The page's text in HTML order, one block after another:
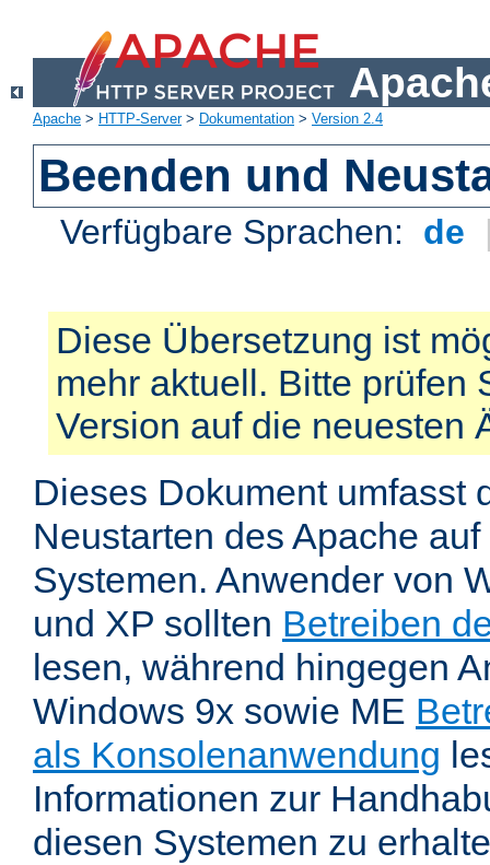
Apache > HTTP-Server> Dokumentation > Version 2.4
Beenden und
Verfügbare Sprachen: de
Diese Übersetzung ist
mehr aktuell. Bitte prüfen
Version auf die neuesten
Dieses Dokument umfasst
Neustarten des Apache
Systemen. Anwender von
und XP sollten Betreiben
lesen, während hingegen
Windows 9x sowie ME
als Konsolenanwendung
Informationen zur
diesen Systemen zu